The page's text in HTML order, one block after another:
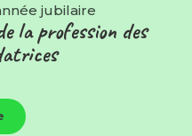
jubilaire
la profession des